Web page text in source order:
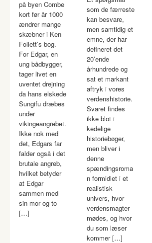
på byen Combe
kort før år 1000
ændrer mange
skæbner i Ken
Follett’s bog.
For Edgar, en
ung bådbygger,
tager livet en
uventet drejning
da hans elskede
Sungifu dræbes
under
vikingeangrebet.
Ikke nok med
det, Edgars far
falder også i det
brutale angreb,
hvilket betyder
at Edgar
sammen med
sin mor og to
[…]
som de færreste
kan besvare,
men samtidig et
emne, der har
defineret det
20’ende
århundrede og
sat et markant
aftryk i vores
verdenshistorie.
Svaret findes
ikke blot i
kedelige
historiebøger,
men bliver i
denne
spændingsroma
n formidlet i et
realistisk
univers, hvor
verdensmagter
mødes, og hvor
du som læser
kommer […]